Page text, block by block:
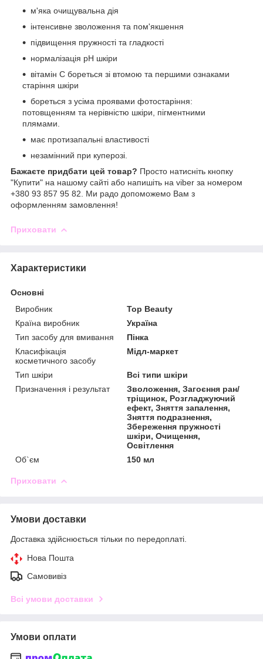
м'яка очищувальна дія
інтенсивне зволоження та пом'якшення
підвищення пружності та гладкості
нормалізація рН шкіри
вітамін С бореться зі втомою та першими ознаками
старіння шкіри
бореться з усіма проявами фотостаріння:
потовщенням та нерівністю шкіри, пігментними
плямами.
має протизапальні властивості
незамінний при куперозі.
Бажаєте придбати цей товар? Просто натисніть кнопку
"Купити" на нашому сайті або напишіть на viber за номером
+380 93 857 95 82. Ми радо допоможемо Вам з
оформленням замовлення!
Приховати
Характеристики
Основні
Виробник
Top Beauty
Країна виробник
Україна
Тип засобу для вмивання
Пінка
Класифікація
косметичного засобу
Мідл-маркет
Тип шкіри
Всі типи шкіри
Призначення і результат
Зволоження, Загоєння ран/
тріщинок, Розгладжуючий
ефект, Зняття запалення,
Зняття подразнення,
Збереження пружності
шкіри, Очищення,
Освітлення
Об`єм
150 мл
Приховати
Умови доставки
Доставка здійснюється тільки по передоплаті.
Нова Пошта
Самовивіз
Всі умови доставки
Умови оплати